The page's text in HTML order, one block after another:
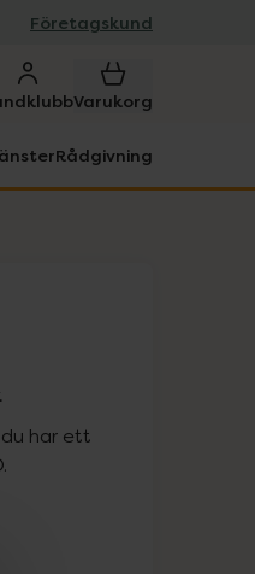
Företagskund
Varukorg
Rådgivning
har ett